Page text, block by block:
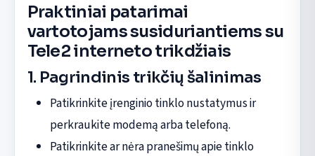
Praktiniai patarimai
vartotojams susiduriantiems su
Tele2 interneto trikdžiais
1. Pagrindinis trikčių šalinimas
Patikrinkite įrenginio tinklo nustatymus ir
perkraukite modemą arba telefoną.
Patikrinkite ar nėra pranešimų apie tinklo